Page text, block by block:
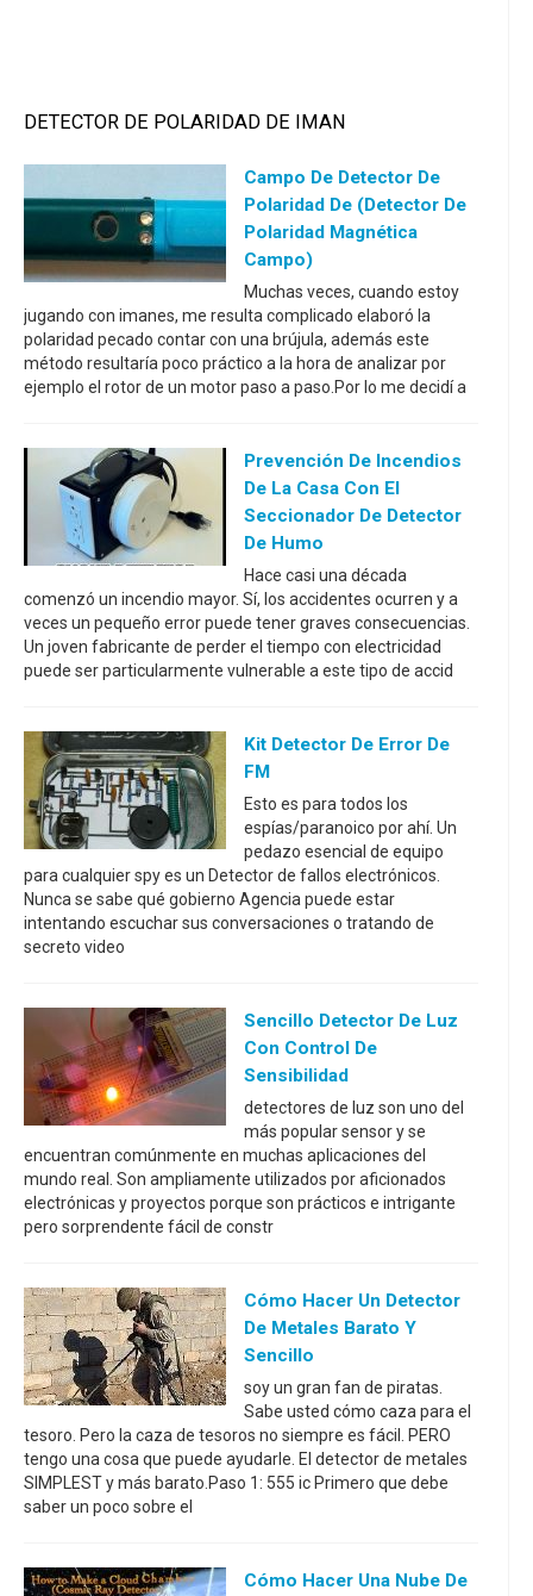
DETECTOR DE POLARIDAD DE IMAN
Campo De Detector De
Polaridad De (Detector De
Polaridad Magnética
Campo)
Muchas veces, cuando estoy
jugando con imanes, me resulta complicado elaboró la
polaridad pecado contar con una brújula, además este
método resultaría poco práctico a la hora de analizar por
ejemplo el rotor de un motor paso a paso.Por lo me decidí a
Prevención De Incendios
De La Casa Con El
Seccionador De Detector
De Humo
Hace casi una década
comenzó un incendio mayor. Sí, los accidentes ocurren y a
veces un pequeño error puede tener graves consecuencias.
Un joven fabricante de perder el tiempo con electricidad
puede ser particularmente vulnerable a este tipo de accid
Kit Detector De Error De
FM
Esto es para todos los
espías/paranoico por ahí. Un
pedazo esencial de equipo
para cualquier spy es un Detector de fallos electrónicos.
Nunca se sabe qué gobierno Agencia puede estar
intentando escuchar sus conversaciones o tratando de
secreto video
Sencillo Detector De Luz
Con Control De
Sensibilidad
detectores de luz son uno del
más popular sensor y se
encuentran comúnmente en muchas aplicaciones del
mundo real. Son ampliamente utilizados por aficionados
electrónicas y proyectos porque son prácticos e intrigante
pero sorprendente fácil de constr
Cómo Hacer Un Detector
De Metales Barato Y
Sencillo
soy un gran fan de piratas.
Sabe usted cómo caza para el
tesoro. Pero la caza de tesoros no siempre es fácil. PERO
tengo una cosa que puede ayudarle. El detector de metales
SIMPLEST y más barato.Paso 1: 555 ic Primero que debe
saber un poco sobre el
Cómo Hacer Una Nube De